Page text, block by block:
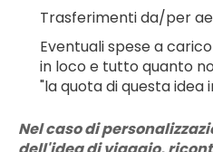
Trasferimenti da/per
Eventuali spese a
in loco e tutto quanto
"la quota di questa idea
Nel caso di